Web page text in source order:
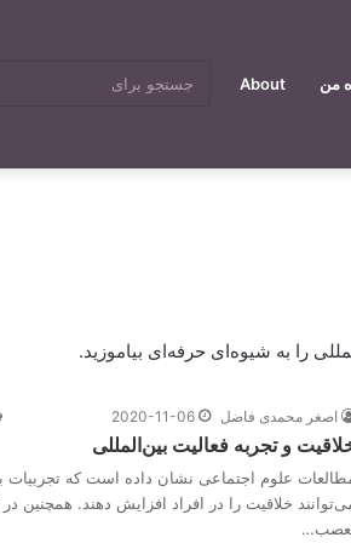
من About
را به شیوه‌ای حرفه‌ای بیاموزید.
اصغر محمدی فاضل 2020-11-06
و تجربه فعالیت بین‌المللی
علوم اجتماعی نشان داده است که تجربیات
خلاقیت را در افراد افزایش دهند. همچنین